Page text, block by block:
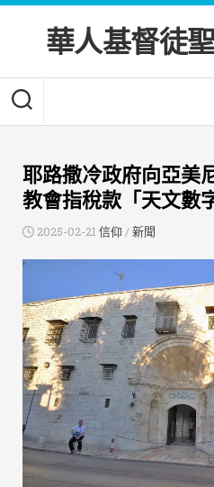
Skip
content華人基督徒
耶路撒冷政府向亞美
教會指稅款「天文數
2025-02-21信仰 /新聞